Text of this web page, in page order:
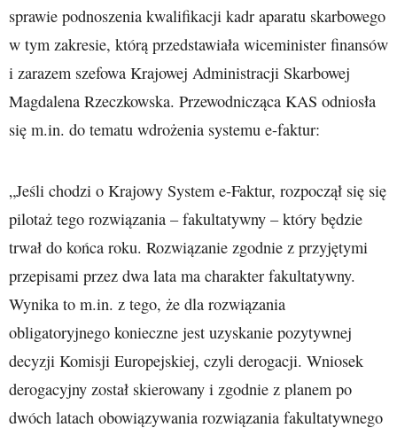
sprawie podnoszenia kwalifikacji kadr aparatu skarbowego
w tym zakresie, którą przedstawiała wiceminister finansów
i zarazem szefowa Krajowej Administracji Skarbowej
Magdalena Rzeczkowska. Przewodnicząca KAS odniosła
się m.in. do tematu wdrożenia systemu e-faktur:
„Jeśli chodzi o Krajowy System e-Faktur, rozpoczął się się
pilotaż tego rozwiązania – fakultatywny – który będzie
trwał do końca roku. Rozwiązanie zgodnie z przyjętymi
przepisami przez dwa lata ma charakter fakultatywny.
Wynika to m.in. z tego, że dla rozwiązania
obligatoryjnego konieczne jest uzyskanie pozytywnej
decyzji Komisji Europejskiej, czyli derogacji. Wniosek
derogacyjny został skierowany i zgodnie z planem po
dwóch latach obowiązywania rozwiązania fakultatywnego